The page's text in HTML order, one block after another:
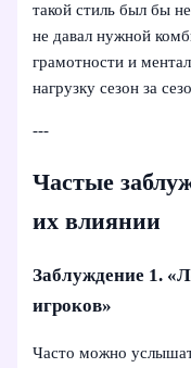
такой стиль был бы
не давал нужной
грамотности и
нагрузку сезон за
---
Частые
их влиянии
Заблуждение 1.
игроков»
Часто можно